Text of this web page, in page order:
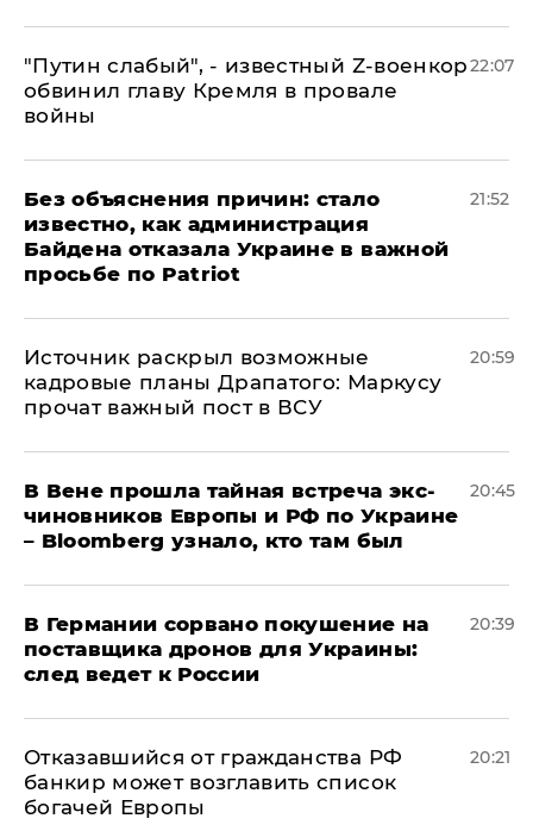
​"Путин слабый", - известный Z-военкор
обвинил главу Кремля в провале
войны
22:07
Без объяснения причин: стало
известно, как администрация
Байдена отказала Украине в важной
просьбе по Patriot
21:52
​Источник раскрыл возможные
кадровые планы Драпатого: Маркусу
прочат важный пост в ВСУ
20:59
В Вене прошла тайная встреча экс-
чиновников Европы и РФ по Украине
– Bloomberg узнало, кто там был
20:45
​В Германии сорвано покушение на
поставщика дронов для Украины:
след ведет к России
20:39
Отказавшийся от гражданства РФ
банкир может возглавить список
богачей Европы
20:21